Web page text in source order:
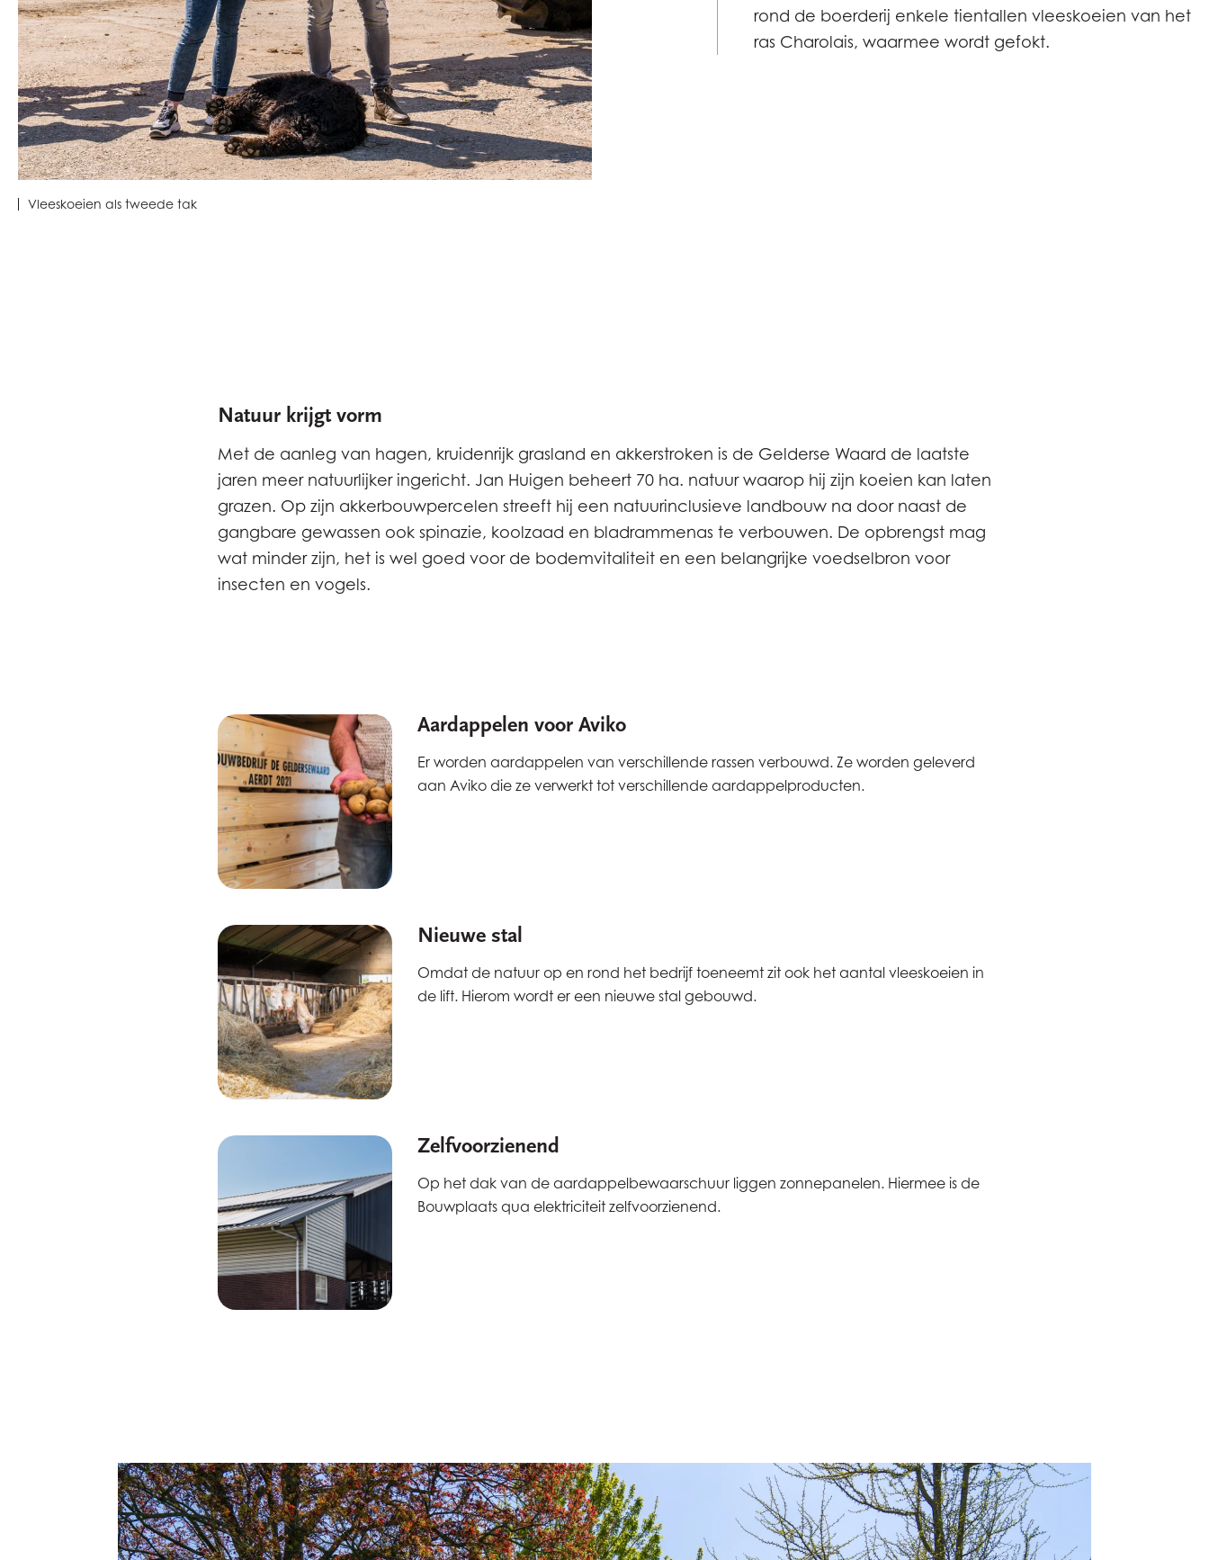
Vleeskoeien als tweede tak
rond de boerderij enkele tientallen vleeskoeien van het
ras Charolais, waarmee wordt gefokt.
Natuur krijgt vorm
Met de aanleg van hagen, kruidenrijk grasland en akkerstroken is de Gelderse Waard de laatste
jaren meer natuurlijker ingericht. Jan Huigen beheert 70 ha. natuur waarop hij zijn koeien kan laten
grazen. Op zijn akkerbouwpercelen streeft hij een natuurinclusieve landbouw na door naast de
gangbare gewassen ook spinazie, koolzaad en bladrammenas te verbouwen. De opbrengst mag
wat minder zijn, het is wel goed voor de bodemvitaliteit en een belangrijke voedselbron voor
insecten en vogels.
Aardappelen voor Aviko
Er worden aardappelen van verschillende rassen verbouwd. Ze worden geleverd
aan Aviko die ze verwerkt tot verschillende aardappelproducten.
Nieuwe stal
Omdat de natuur op en rond het bedrijf toeneemt zit ook het aantal vleeskoeien in
de lift. Hierom wordt er een nieuwe stal gebouwd.
Zelfvoorzienend
Op het dak van de aardappelbewaarschuur liggen zonnepanelen. Hiermee is de
Bouwplaats qua elektriciteit zelfvoorzienend.